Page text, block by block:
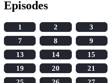
Episodes
1 2 3
7
8 9
13
14 15
19
20 21